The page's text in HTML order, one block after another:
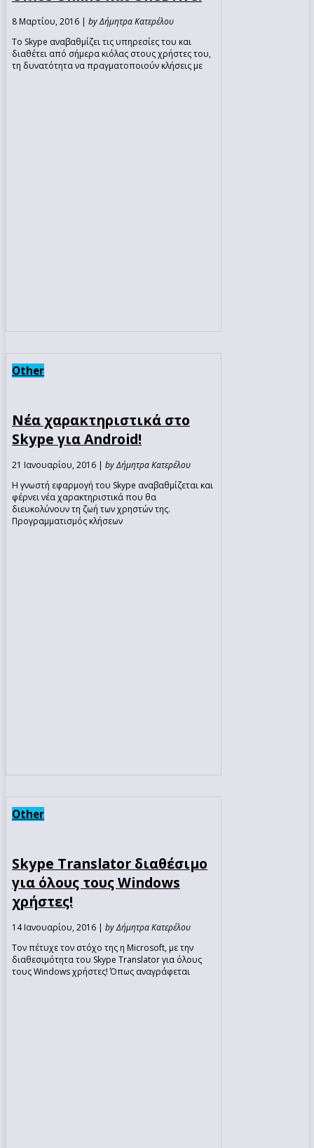
8 Μαρτίου, 2016 | by Δήμητρα Κατερέλου
Το Skype αναβαθμίζει τις υπηρεσίες του και
διαθέτει από σήμερα κιόλας στους χρήστες του,
τη δυνατότητα να πραγματοποιούν κλήσεις με
Other
Νέα χαρακτηριστικά στο
Skype για Android!
21 Ιανουαρίου, 2016 | by Δήμητρα Κατερέλου
Η γνωστή εφαρμογή του Skype αναβαθμίζεται και
φέρνει νέα χαρακτηριστικά που θα
διευκολύνουν τη ζωή των χρηστών της.
Προγραμματισμός κλήσεων
Other
Skype Translator διαθέσιμο
για όλους τους Windows
χρήστες!
14 Ιανουαρίου, 2016 | by Δήμητρα Κατερέλου
Τον πέτυχε τον στόχο της η Microsoft, με την
διαθεσιμότητα του Skype Translator για όλους
τους Windows χρήστες! Όπως αναγράφεται